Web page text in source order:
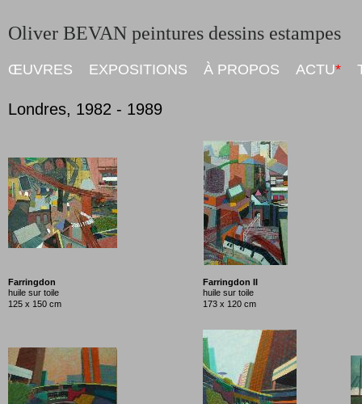
Londres, 1982 - 1989
Farringdon
Farringdon II
huile sur toile
125 x 150 cm
huile sur toile
173 x 120 cm
Oliver BEVAN peintures dessins estampes
ŒUVRES EXPOSITIONS À PROPOS ACTU*